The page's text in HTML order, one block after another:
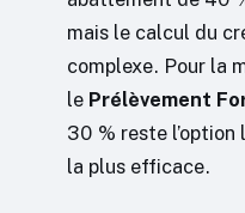
mais le calcul du
complexe. Pour la
le Prélèvement
30 % reste
la plus efficace.